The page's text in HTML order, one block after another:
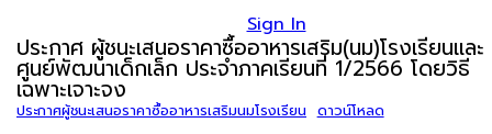
Sign In
ประกาศ ผู้ชนะเสนอราคาซื้ออาหารเสริม(นม)โรงเรียนและ
ศูนย์พัฒนาเด็กเล็ก ประจำภาคเรียนที่ 1/2566 โดยวิธี
เฉพาะเจาะจง
ประกาศผู้ชนะเสนอราคาซื้ออาหารเสริมนมโรงเรียน ดาวน์โหลด